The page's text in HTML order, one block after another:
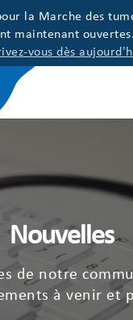
la Marche des
maintenant ouvertes.
vous dès
Nouvelles
de notre
à venir et